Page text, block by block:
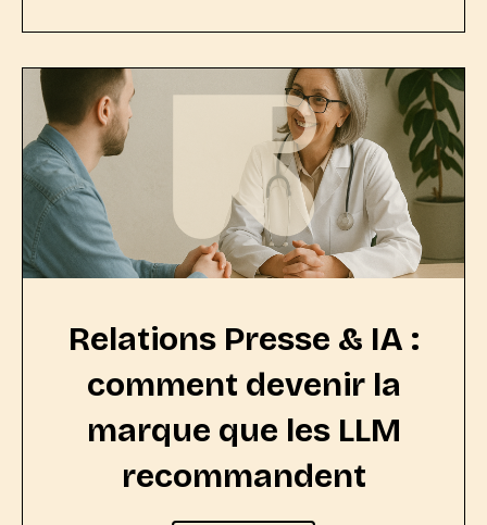
Relations Presse & IA :
comment devenir la
marque que les LLM
recommandent